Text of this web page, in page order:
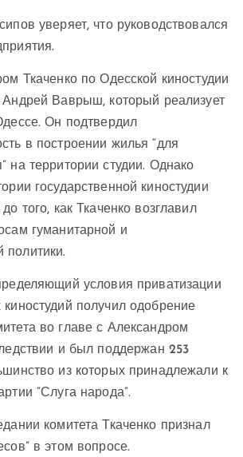
уверяет, что руководствовался
Ткаченко по Одесской киностудии
Андрей Ваврыш, который реализует
Он подтвердил
в построении жилья “для
на территории студии. Однако
государственной киностудии
того, как Ткаченко возглавил
гуманитарной и
политики.
условия приватизации
киностудий получил одобрение
во главе с Александром
и был поддержан 253
из которых принадлежали к
“Слуга народа”.
комитета Ткаченко признал
в этом вопросе.